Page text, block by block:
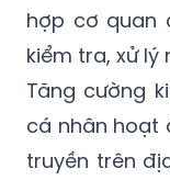
hợp cơ quan
kiểm tra, xử lý
Tăng cường
cá nhân hoạt
truyền trên